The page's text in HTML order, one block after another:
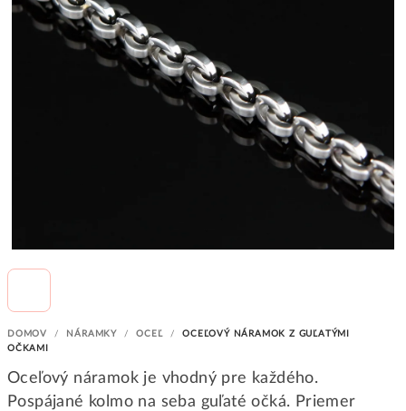
DOMOV / NÁRAMKY / OCEĽ /
OCEĽOVÝ NÁRAMOK Z GUĽATÝMI
OČKAMI
Oceľový náramok je vhodný pre každého.
Pospájané kolmo na seba guľaté očká. Priemer